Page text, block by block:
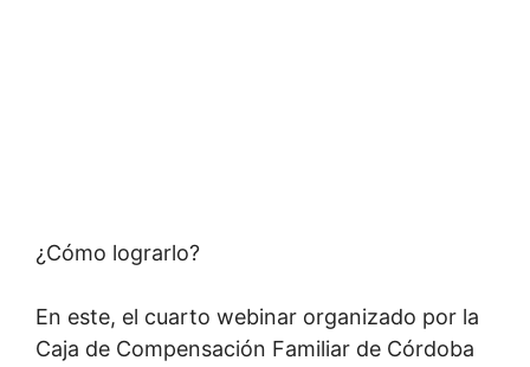
¿Cómo lograrlo?
En este, el cuarto webinar organizado por la
Caja de Compensación Familiar de Córdoba